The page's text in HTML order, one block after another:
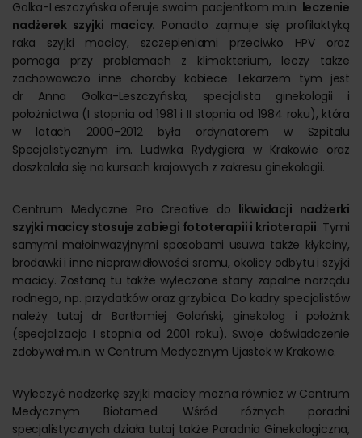
Golka-Leszczyńska oferuje swoim pacjentkom m.in. leczenie
nadżerek szyjki macicy. Ponadto zajmuje się profilaktyką
raka szyjki macicy, szczepieniami przeciwko HPV oraz
pomaga przy problemach z klimakterium, leczy także
zachowawczo inne choroby kobiece. Lekarzem tym jest
dr Anna Golka-Leszczyńska, specjalista ginekologii i
położnictwa (I stopnia od 1981 i II stopnia od 1984 roku), która
w latach 2000-2012 była ordynatorem w Szpitalu
Specjalistycznym im. Ludwika Rydygiera w Krakowie oraz
doszkalała się na kursach krajowych z zakresu ginekologii.
Centrum Medyczne Pro Creative do likwidacji nadżerki
szyjki macicy stosuje zabiegi fototerapii i krioterapii. Tymi
samymi małoinwazyjnymi sposobami usuwa także kłykciny,
brodawki i inne nieprawidłowości sromu, okolicy odbytu i szyjki
macicy. Zostaną tu także wyleczone stany zapalne narządu
rodnego, np. przydatków oraz grzybica. Do kadry specjalistów
należy tutaj dr Bartłomiej Golański, ginekolog i położnik
(specjalizacja I stopnia od 2001 roku). Swoje doświadczenie
zdobywał m.in. w Centrum Medycznym Ujastek w Krakowie.
Wyleczyć nadżerkę szyjki macicy można również w Centrum
Medycznym Biotamed. Wśród różnych poradni
specjalistycznych działa tutaj także Poradnia Ginekologiczna,